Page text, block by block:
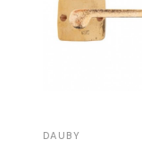
DAUBY